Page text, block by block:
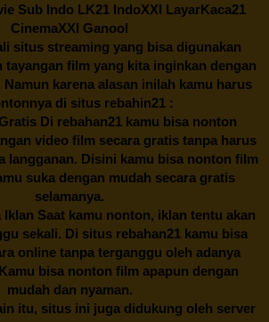
Sub Indo LK21 IndoXXI LayarKaca21
CinemaXXI Ganool
situs streaming yang bisa digunakan
tayangan film yang kita inginkan dengan
karena alasan inilah kamu harus
di situs rebahin21 :
Di rebahan21 kamu bisa nonton
video film secara gratis tanpa harus
langganan. Disini kamu bisa nonton film
suka dengan mudah secara gratis
selamanya.
Iklan Saat kamu nonton, iklan tentu akan
sekali. Di situs rebahan21 kamu bisa
online tanpa terganggu oleh adanya
bisa nonton film apapun dengan
mudah dan nyaman.
itu, situs ini juga didukung oleh server